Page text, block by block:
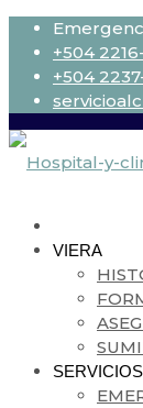
+504
+504
VIERA
SERVICIOS